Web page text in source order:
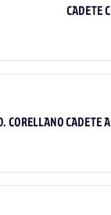
CADETE C
CORELLANO CADETE A